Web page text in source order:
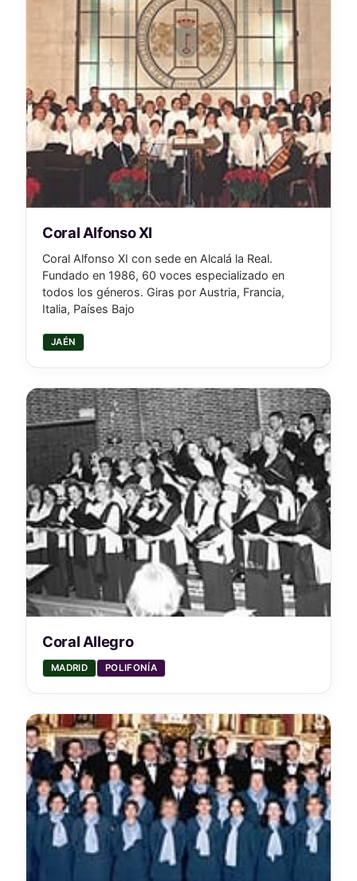
Coral Alfonso XI
Coral Alfonso XI con sede en Alcalá la Real.
Fundado en 1986, 60 voces especializado en
todos los géneros. Giras por Austria, Francia,
Italia, Países Bajo
JAÉN
Coral Allegro
MADRID POLIFONÍA